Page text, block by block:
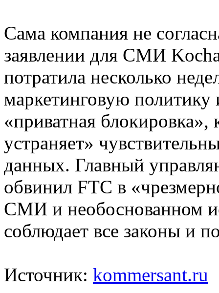
Сама компания не
заявлении для СМИ
потратила несколько
маркетинговую
«приватная блокировка»,
устраняет»
данных. Главный
обвинил FTC в
СМИ и необоснованном
соблюдает все законы и
Источник: kommersant.ru